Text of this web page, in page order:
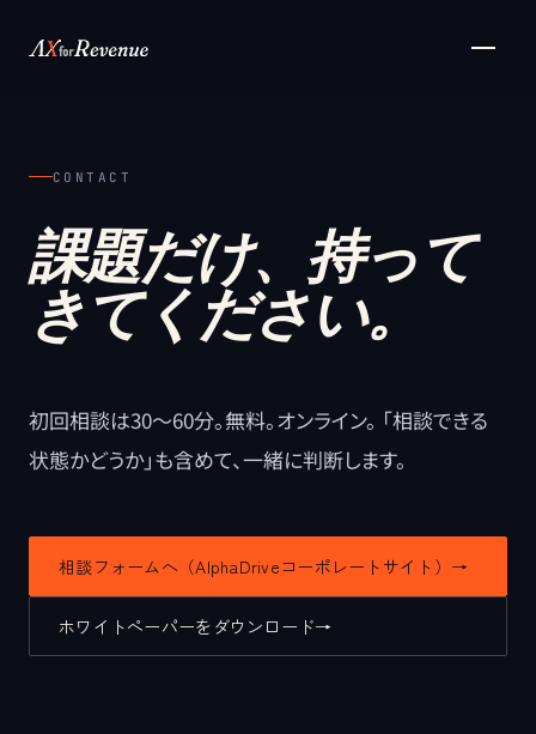
CONTACT
課題だけ、持って
きてください。
初回相談は30〜60分。無料。オンライン。 「相談できる
状態かどうか」も含めて、一緒に判断します。
相談フォームへ（AlphaDriveコーポレートサイト） →
ホワイトペーパーをダウンロード→